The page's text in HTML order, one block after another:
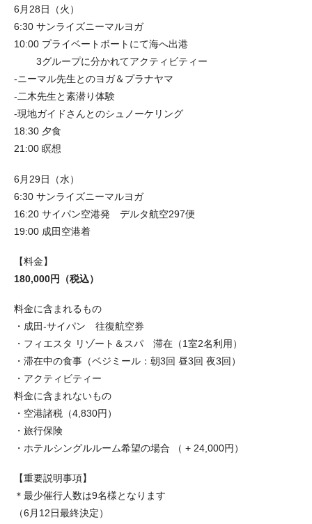
6月28日（火）
6:30 サンライズニーマルヨガ
10:00 プライベートボートにて海へ出港
3グループに分かれてアクティビティー
-ニーマル先生とのヨガ＆プラナヤマ
-二木先生と素潜り体験
-現地ガイドさんとのシュノーケリング
18:30 夕食
21:00 瞑想
6月29日（水）
6:30 サンライズニーマルヨガ
16:20 サイパン空港発 デルタ航空297便
19:00 成田空港着
【料金】
180,000円（税込）
料金に含まれるもの
・成田-サイパン 往復航空券
・フィエスタ リゾート＆スパ 滞在（1室2名利用）
・滞在中の食事（ベジミール：朝3回 昼3回 夜3回）
・アクティビティー
料金に含まれないもの
・空港諸税（4,830円）
・旅行保険
・ホテルシングルルーム希望の場合 （ + 24,000円）
【重要説明事項】
＊最少催行人数は9名様となります
（6月12日最終決定）